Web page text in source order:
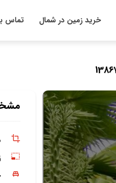
خرید زمین در شمال تماس